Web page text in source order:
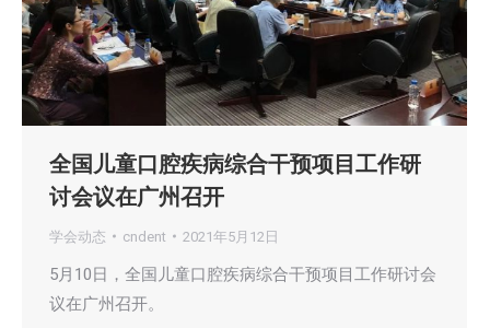
全国儿童口腔疾病综合干预项目工作研
讨会议在广州召开
学会动态 cndent 2021年5月12日
5月10日，全国儿童口腔疾病综合干预项目工作研讨会
议在广州召开。